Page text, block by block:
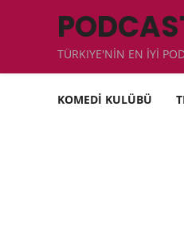
TÜRKIYE'NİN EN İYİ
KOMEDİ KULÜBÜ